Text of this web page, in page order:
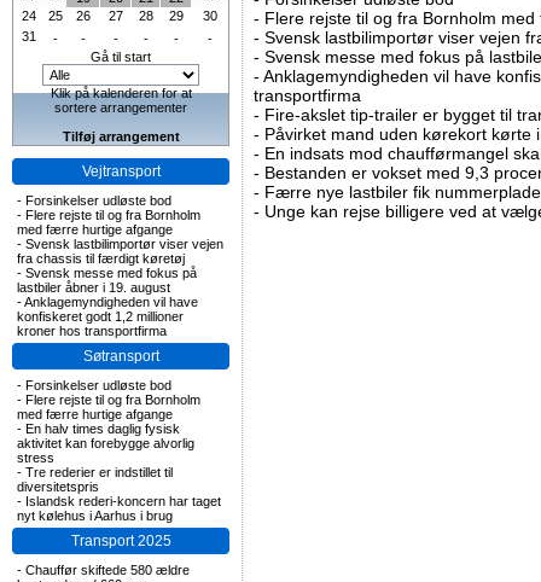
24
25 26 27 28 29
30
31
- - - - -
-
Gå til start
Klik på kalenderen for at
sortere arrangementer
Tilføj arrangement
Vejtransport
- Forsinkelser udløste bod
- Flere rejste til og fra Bornholm
med færre hurtige afgange
- Svensk lastbilimportør viser vejen
fra chassis til færdigt køretøj
- Svensk messe med fokus på
lastbiler åbner i 19. august
-Anklagemyndigheden vil have
konfiskeret godt 1,2 millioner
kroner hos transportfirma
Søtransport
- Forsinkelser udløste bod
- Flere rejste til og fra Bornholm
med færre hurtige afgange
- En halv times daglig fysisk
aktivitet kan forebygge alvorlig
stress
- Tre rederier er indstillet til
diversitetspris
- Islandsk rederi-koncern har taget
nyt kølehus i Aarhus i brug
Transport 2025
- Chauffør skiftede 580 ældre
- Flere rejste til og fra Bornholm
- Svensk lastbilimportør viser vejen
- Svensk messe med fokus på
- Anklagemyndigheden vil have
transportfirma
- Fire-akslet tip-trailer er bygget til
- Påvirket mand uden kørekort kørte
- En indsats mod chaufførmangel
- Bestanden er vokset med 9,3
- Færre nye lastbiler fik
- Unge kan rejse billigere ved at